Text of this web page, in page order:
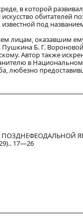
в которой
под
лицам, оказавшим
Б. Г.
Автор также
в
любезно
ПОЗДНЕФЕОДАЛЬНОЙ
17—26